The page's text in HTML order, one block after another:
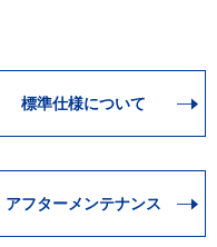
標準仕様について
アフターメンテナンス